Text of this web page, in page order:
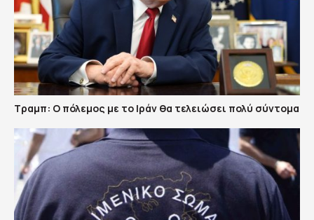
Τραμπ: Ο πόλεμος με το Ιράν θα τελειώσει πολύ σύντομα